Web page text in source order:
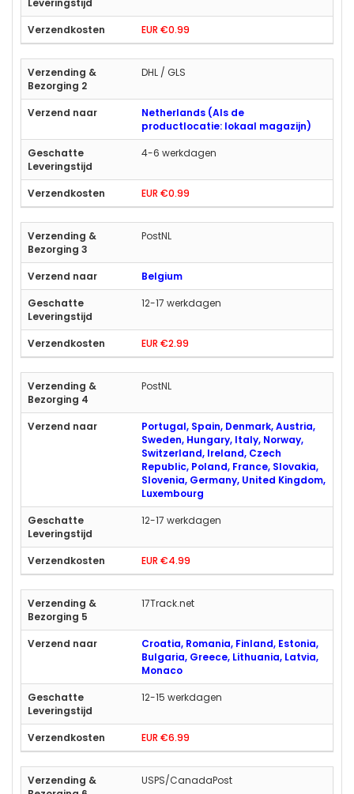
EUR €0.99
DHL / GLS
Netherlands (Als de
productlocatie: lokaal magazijn)
4-6 werkdagen
EUR €0.99
PostNL
Belgium
12-17 werkdagen
EUR €2.99
PostNL
Portugal, Spain, Denmark, Austria,
Sweden, Hungary, Italy, Norway,
Switzerland, Ireland, Czech
Republic, Poland, France, Slovakia,
Slovenia, Germany, United Kingdom,
Luxembourg
12-17 werkdagen
EUR €4.99
17Track.net
Croatia, Romania, Finland, Estonia,
Bulgaria, Greece, Lithuania, Latvia,
Monaco
12-15 werkdagen
EUR €6.99
USPS/CanadaPost